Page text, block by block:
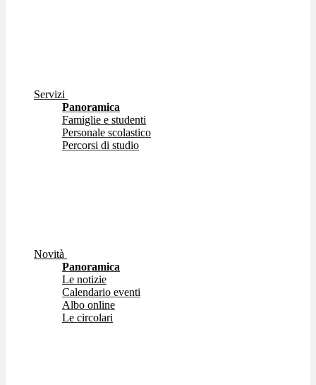
Servizi
Panoramica
Famiglie e studenti
Personale scolastico
Percorsi di studio
Novità
Panoramica
Le notizie
Calendario eventi
Albo online
Le circolari